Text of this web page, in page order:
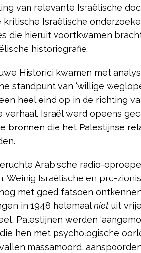
van relevante Israëlische
kritische Israëlische
die hieruit voortkwamen
historiografie.
Historici kwamen met
standpunt van ‘willige
heel eind op in de richting
verhaal. Israël werd opeens
bronnen die het Palestijnse
Arabische radio-
Weinig Israëlische en pro-
met goed fatsoen
in 1948 helemaalnietuit
Palestijnen werden
hen met psychologische
massamoord,